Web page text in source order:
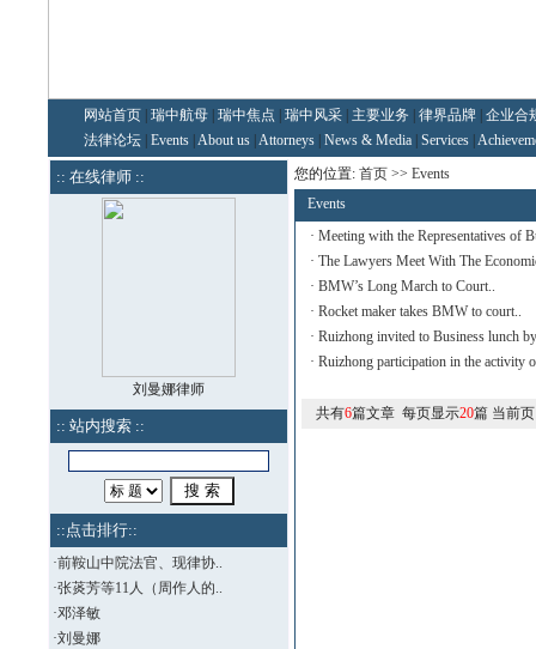
网站首页 瑞中航母 瑞中焦点 瑞中风采 主要业务 律界品牌 企业合
法律论坛 Events About us Attorneys News & Media Services
:: 在线律师 ::
刘曼娜律师
:: 站内搜索 ::
::点击排行::
·前鞍山中院法官、现律协..
·张菼芳等11人（周作人的..
·邓泽敏
·刘曼娜
您的位置: 首页>> Events
Events
· Meeting with the Representatives of
· The Lawyers Meet With The
· BMW’s Long March to Court..
· Rocket maker takes BMW to court..
· Ruizhong invited to Business lunch
· Ruizhong participation in the activity
共有6篇文章 每页显示20篇 当前页